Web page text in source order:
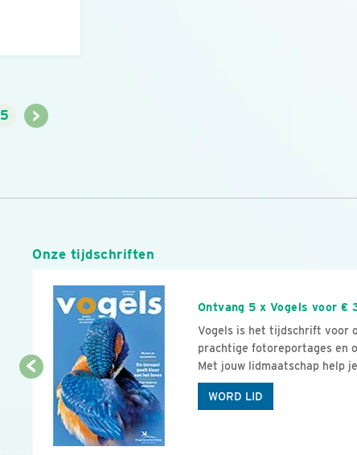
5 >
Onze tijdschriften
Ontvang 5 x Vogels voor €
Vogels is het tijdschrift voor
prachtige fotoreportages en
Met jouw lidmaatschap help
WORD LID